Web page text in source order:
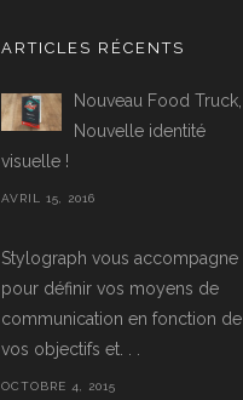
ARTICLES RÉCENTS
Nouveau Food Truck,
Nouvelle identité
visuelle !
AVRIL 15, 2016
Stylograph vous accompagne
pour définir vos moyens de
communication en fonction de
vos objectifs et. . .
OCTOBRE 4, 2015